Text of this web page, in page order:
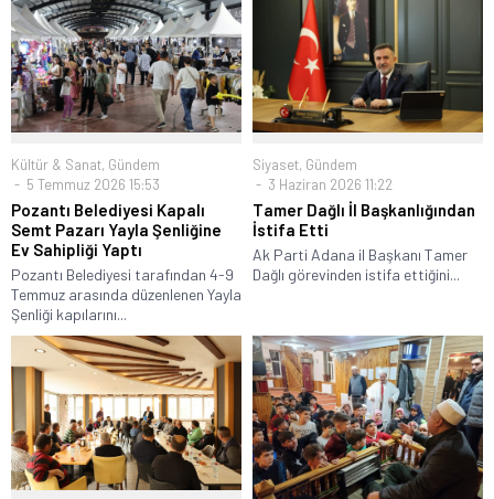
Kültür & Sanat, Gündem
5 Temmuz 2026 15:53
Pozantı Belediyesi Kapalı
Semt Pazarı Yayla Şenliğine
Ev Sahipliği Yaptı
Pozantı Belediyesi tarafından 4-9
Temmuz arasında düzenlenen Yayla
Şenliği kapılarını...
Siyaset, Gündem
3 Haziran 2026 11:22
Tamer Dağlı İl Başkanlığından
İstifa Etti
Ak Parti Adana il Başkanı Tamer
Dağlı görevinden istifa ettiğini...